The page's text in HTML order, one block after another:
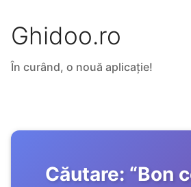
Ghidoo.ro
În curând, o nouă aplicație!
Căutare: “Bon